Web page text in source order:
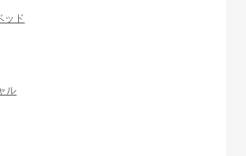
ッド
ル